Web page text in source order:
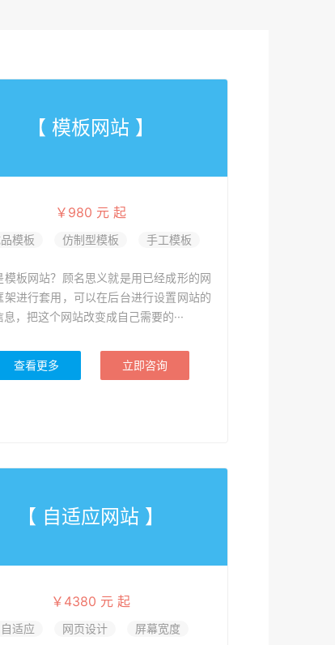
【 模板网站 】
￥980 元 起
模板 仿制型模板 手工模板
模板网站？顾名思义就是用已经成形的网
架进行套用，可以在后台进行设置网站的
，把这个网站改变成自己需要的···
查看更多 立即咨询
【 自适应网站 】
￥4380 元 起
自适应 网页设计 屏幕宽度